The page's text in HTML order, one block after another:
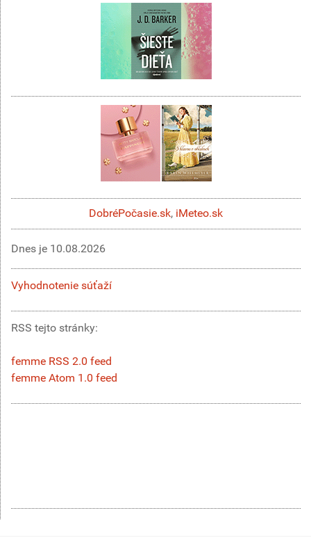
DobréPočasie.sk, iMeteo.sk
Dnes je 10.08.2026
Vyhodnotenie súťaží
RSS tejto stránky:
femme RSS 2.0 feed
femme Atom 1.0 feed